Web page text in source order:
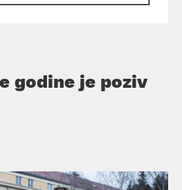
godine je poziv